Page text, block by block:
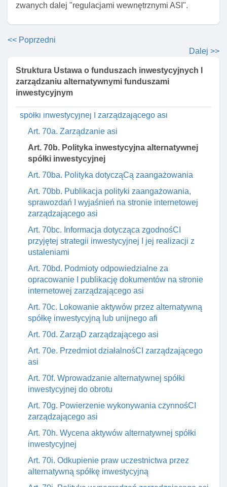
zwanych dalej "regulacjami wewnętrznymi ASI".
<< Poprzedni
Dalej >>
Struktura Ustawa o funduszach inwestycyjnych I
zarządzaniu alternatywnymi funduszami
inwestycyjnym
inwestycyjnymi przez wyznaczoną instytucję
informacji
Dział iiia. Alternatywna spółka inwestycyjna I
zarządzający asi
spółki inwestycyjnej I zarządzającego asi
Art. 70a. Zarządzanie asi
Art. 70b. Polityka inwestycyjna alternatywnej
spółki inwestycyjnej
Art. 70ba. Polityka dotycząCą zaangażowania
Art. 70bb. Publikacja polityki zaangażowania,
sprawozdań I wyjaśnień na stronie internetowej
zarządzającego asi
Art. 70bc. Informacja dotycząca zgodnośCI
przyjętej strategii inwestycyjnej I jej realizacji z
ustaleniami
Art. 70bd. Podmioty odpowiedzialne za
opracowanie I publikację dokumentów na stronie
internetowej zarządzającego asi
Art. 70c. Lokowanie aktywów przez alternatywną
spółkę inwestycyjną lub unijnego afi
Art. 70d. ZarząD zarządzającego asi
Art. 70e. Przedmiot działalnośCI zarządzającego
asi
Art. 70f. Wprowadzanie alternatywnej spółki
inwestycyjnej do obrotu
Art. 70g. Powierzenie wykonywania czynnośCI
zarządzającego asi
Art. 70h. Wycena aktywów alternatywnej spółki
inwestycyjnej
Art. 70i. Odkupienie praw uczestnictwa przez
alternatywną spółkę inwestycyjną